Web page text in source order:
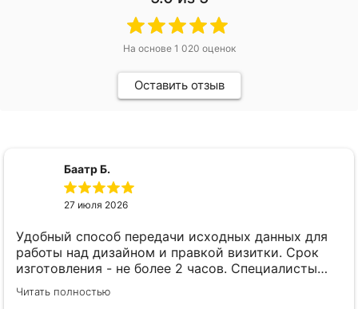
На основе 1 020 оценок
Оставить отзыв
Баатр Б.
27 июля 2026
Удобный способ передачи исходных данных для
работы над дизайном и правкой визитки. Срок
изготовления - не более 2 часов. Специалисты
компетентные. Офис находится в удобном месте,
найти не составило труда.
Читать полностью